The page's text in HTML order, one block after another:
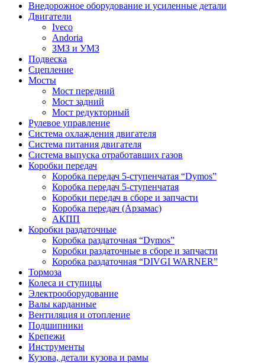
Внедорожное оборудование и усиленные детали
Двигатели
Iveco
Andoria
ЗМЗ и УМЗ
Подвеска
Сцепление
Мосты
Мост передний
Мост задний
Мост редукторный
Рулевое управление
Система охлаждения двигателя
Система питания двигателя
Система выпуска отработавших газов
Коробки передач
Коробка передач 5-ступенчатая “Dymos”
Коробка передач 5-ступенчатая
Коробки передач в сборе и запчасти
Коробка передач (Арзамас)
АКПП
Коробки раздаточные
Коробка раздаточная “Dymos”
Коробки раздаточные в сборе и запчасти
Коробка раздаточная “DIVGI WARNER”
Тормоза
Колеса и ступицы
Электрооборудование
Валы карданные
Вентиляция и отопление
Подшипники
Крепежи
Инструменты
Кузова, детали кузова и рамы